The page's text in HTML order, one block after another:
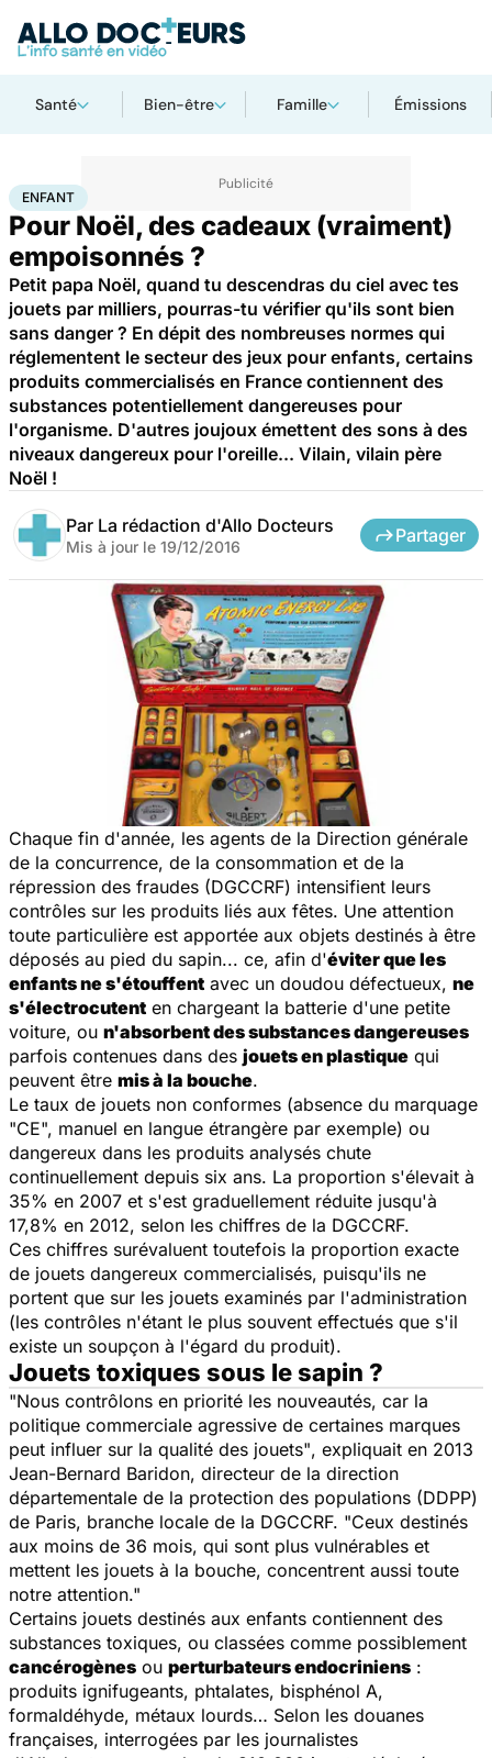
Santé Bien-être Famille Émissions
AccueilFamille
ENFANT
Pour Noël, des cadeaux (vraiment)
empoisonnés ?
Petit papa Noël, quand tu descendras du ciel avec tes
jouets par milliers, pourras-tu vérifier qu'ils sont bien
sans danger ? En dépit des nombreuses normes qui
réglementent le secteur des jeux pour enfants, certains
produits commercialisés en France contiennent des
substances potentiellement dangereuses pour
l'organisme. D'autres joujoux émettent des sons à des
niveaux dangereux pour l'oreille... Vilain, vilain père
Noël !
Par La rédaction d'Allo Docteurs
Mis à jour le 19/12/2016
Partager
Chaque fin d'année, les agents de la Direction générale
de la concurrence, de la consommation et de la
répression des fraudes (DGCCRF) intensifient leurs
contrôles sur les produits liés aux fêtes. Une attention
toute particulière est apportée aux objets destinés à être
déposés au pied du sapin... ce, afin d'éviter que les
enfants ne s'étouffent avec un doudou défectueux, ne
s'électrocutent en chargeant la batterie d'une petite
voiture, ou n'absorbent des substances dangereuses
parfois contenues dans des jouets en plastique qui
peuvent être mis à la bouche.
Le taux de jouets non conformes (absence du marquage
"CE", manuel en langue étrangère par exemple) ou
dangereux dans les produits analysés chute
continuellement depuis six ans. La proportion s'élevait à
35% en 2007 et s'est graduellement réduite jusqu'à
17,8% en 2012, selon les chiffres de la DGCCRF.
Ces chiffres surévaluent toutefois la proportion exacte
de jouets dangereux commercialisés, puisqu'ils ne
portent que sur les jouets examinés par l'administration
(les contrôles n'étant le plus souvent effectués que s'il
existe un soupçon à l'égard du produit).
Jouets toxiques sous le sapin ?
"Nous contrôlons en priorité les nouveautés, car la
politique commerciale agressive de certaines marques
peut influer sur la qualité des jouets", expliquait en 2013
Jean-Bernard Baridon, directeur de la direction
départementale de la protection des populations (DDPP)
de Paris, branche locale de la DGCCRF. "Ceux destinés
aux moins de 36 mois, qui sont plus vulnérables et
mettent les jouets à la bouche, concentrent aussi toute
notre attention."
Certains jouets destinés aux enfants contiennent des
substances toxiques, ou classées comme possiblement
cancérogènes ou perturbateurs endocriniens :
produits ignifugeants, phtalates, bisphénol A,
formaldéhyde, métaux lourds… Selon les douanes
françaises, interrogées par les journalistes